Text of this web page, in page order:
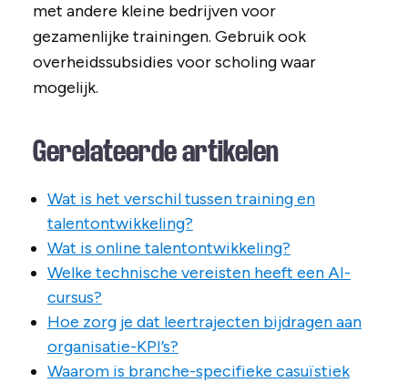
met andere kleine bedrijven voor
gezamenlijke trainingen. Gebruik ook
overheidssubsidies voor scholing waar
mogelijk.
Gerelateerde artikelen
Wat is het verschil tussen training en
talentontwikkeling?
Wat is online talentontwikkeling?
Welke technische vereisten heeft een AI-
cursus?
Hoe zorg je dat leertrajecten bijdragen aan
organisatie-KPI’s?
Waarom is branche-specifieke casuïstiek